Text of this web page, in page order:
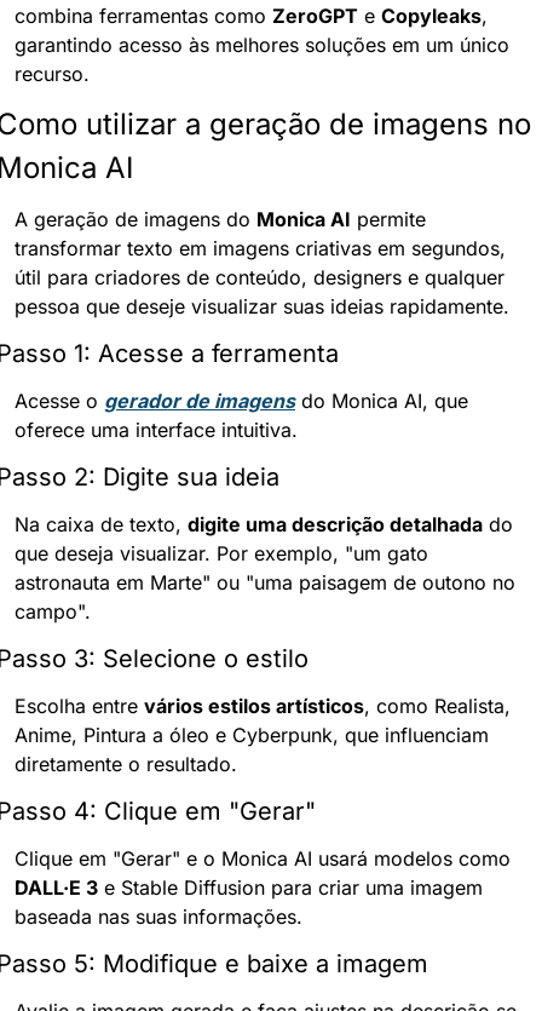
combina ferramentas como ZeroGPT e Copyleaks,
garantindo acesso às melhores soluções em um único
recurso.
utilizar a geração de imagens no
AI
A geração de imagens do Monica AI permite
transformar texto em imagens criativas em segundos,
útil para criadores de conteúdo, designers e qualquer
pessoa que deseje visualizar suas ideias rapidamente.
1: Acesse a ferramenta
Acesse o gerador de imagens do Monica AI, que
oferece uma interface intuitiva.
2: Digite sua ideia
Na caixa de texto, digite uma descrição detalhada do
que deseja visualizar. Por exemplo, "um gato
astronauta em Marte" ou "uma paisagem de outono no
campo".
3: Selecione o estilo
Escolha entre vários estilos artísticos, como Realista,
Anime, Pintura a óleo e Cyberpunk, que influenciam
diretamente o resultado.
4: Clique em "Gerar"
DALL·E 3 e Stable Diffusion para criar uma imagem
baseada nas suas informações.
5: Modifique e baixe a imagem